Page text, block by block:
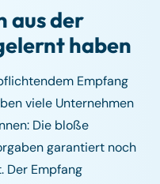
aus der
haben
Empfang
viele Unternehmen
Die bloße
garantiert noch
Der Empfang